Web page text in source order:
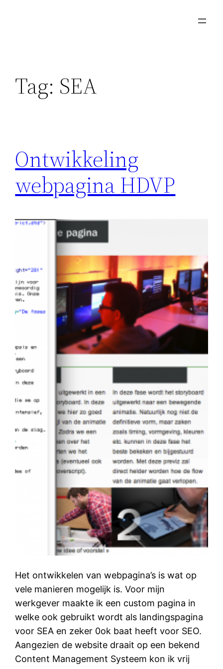
Tag: SEA
Ontwikkeling
webpagina HDVP
Het ontwikkelen van webpagina’s is wat op
vele manieren mogelijk is. Voor mijn
werkgever maakte ik een custom pagina in
welke ook gebruikt wordt als landingspagina
voor SEA en zeker 0ok baat heeft voor SEO.
Aangezien de website draait op een bekend
Content Management Systeem kon ik vrij